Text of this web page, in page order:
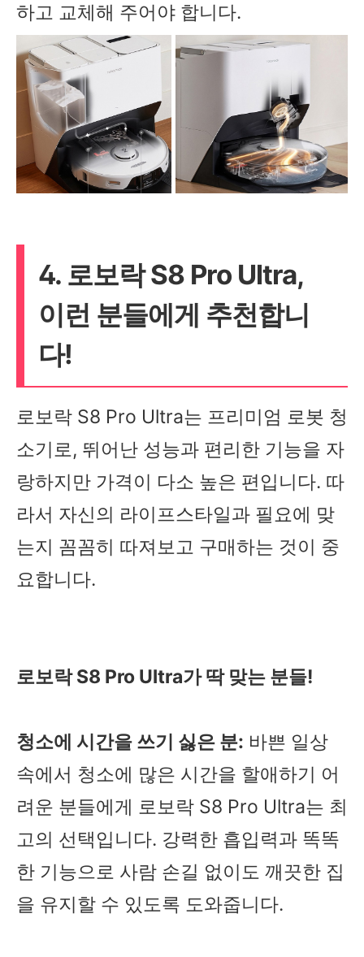
하고 교체해 주어야 합니다.
4. 로보락 S8 Pro Ultra,
이런 분들에게 추천합니
다!
로보락 S8 Pro Ultra는 프리미엄 로봇 청
소기로, 뛰어난 성능과 편리한 기능을 자
랑하지만 가격이 다소 높은 편입니다. 따
라서 자신의 라이프스타일과 필요에 맞
는지 꼼꼼히 따져보고 구매하는 것이 중
요합니다.
로보락 S8 Pro Ultra가 딱 맞는 분들!
청소에 시간을 쓰기 싫은 분: 바쁜 일상
속에서 청소에 많은 시간을 할애하기 어
려운 분들에게 로보락 S8 Pro Ultra는 최
고의 선택입니다. 강력한 흡입력과 똑똑
한 기능으로 사람 손길 없이도 깨끗한 집
을 유지할 수 있도록 도와줍니다.